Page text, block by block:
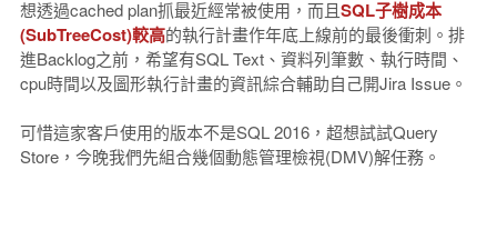
想透過cached plan抓最近經常被使用，而且SQL子樹成本
(SubTreeCost)較高的執行計畫作年底上線前的最後衝刺。排
進Backlog之前，希望有SQL Text、資料列筆數、執行時間、
cpu時間以及圖形執行計畫的資訊綜合輔助自己開Jira Issue。
可惜這家客戶使用的版本不是SQL 2016，超想試試Query
Store，今晚我們先組合幾個動態管理檢視(DMV)解任務。